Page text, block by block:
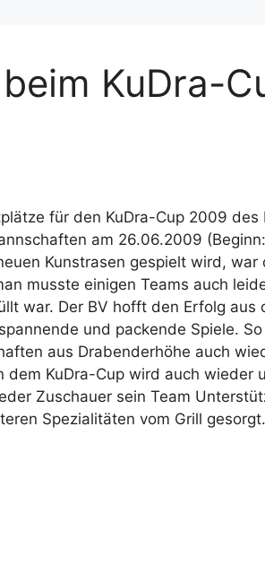
KuDra-
für den KuDra-Cup 2009 des
am 26.06.2009
Kunstrasen gespielt wird, war
musste einigen Teams auch
war. Der BV hofft den Erfolg aus
und packende Spiele.
aus Drabenderhöhe auch
KuDra-Cup wird auch wieder
Zuschauer sein Team
Spezialitäten vom Grill gesorgt.